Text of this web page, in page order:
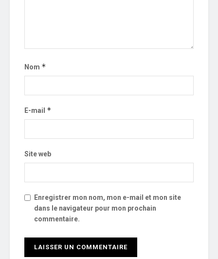
Nom *
E-mail *
Site web
Enregistrer mon nom, mon e-mail et mon site
dans le navigateur pour mon prochain
commentaire.